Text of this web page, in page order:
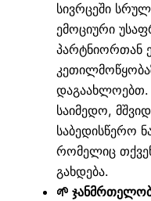
სივრცეში
ემოციური
პარტნიორთან
საიმედო,
საბედისწერო
რომელიც
გახდება.
🌱